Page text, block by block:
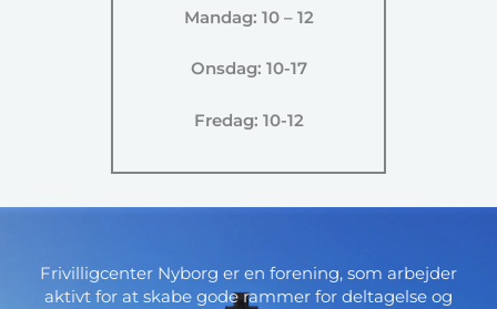
Mandag: 10 – 12
Onsdag: 10-17
Fredag: 10-12
Frivilligcenter Nyborg er en forening, som arbejder
aktivt for at skabe gode rammer for deltagelse og